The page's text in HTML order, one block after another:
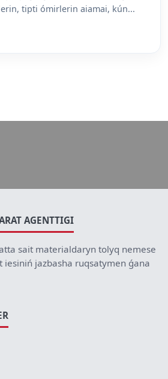
tipti ómirlerin aiamai, kún...
AGENTTIGI
sait materialdaryn tolyq nemese
iesiniń jazbasha ruqsatymen ǵana